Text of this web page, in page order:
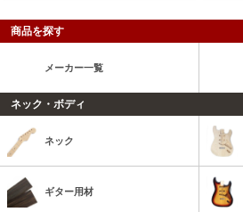
商品を探す
メーカー一覧
ネック・ボディ
ネック
ギター用材